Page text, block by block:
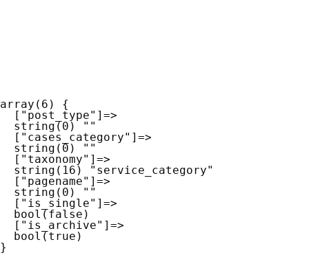
array(6) {
  ["post_type"]=>
  string(0) ""
  ["cases_category"]=>
  string(0) ""
  ["taxonomy"]=>
  string(16) "service_category"
  ["pagename"]=>
  string(0) ""
  ["is_single"]=>
  bool(false)
  ["is_archive"]=>
  bool(true)